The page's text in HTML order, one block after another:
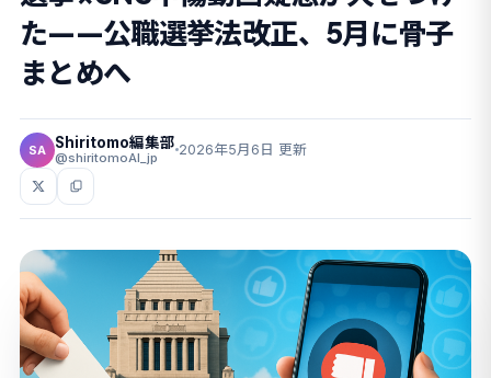
た——公職選挙法改正、5月に骨子
まとめへ
SA Shiritomo編集部
@shiritomoAI_jp 2026年5月6日 更新